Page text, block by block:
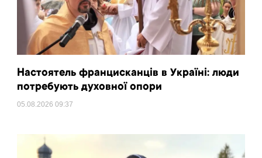
Настоятель францисканців в Україні: люди
потребують духовної опори
05.08.202609:37